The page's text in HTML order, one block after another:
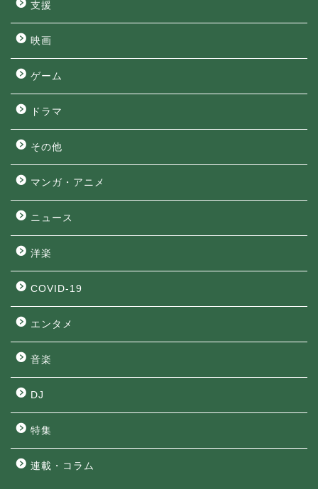
支援
映画
ゲーム
ドラマ
その他
マンガ・アニメ
ニュース
洋楽
COVID-19
エンタメ
音楽
DJ
特集
連載・コラム